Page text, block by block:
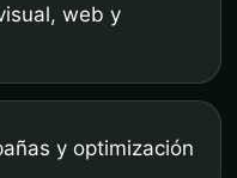
web y
y optimización